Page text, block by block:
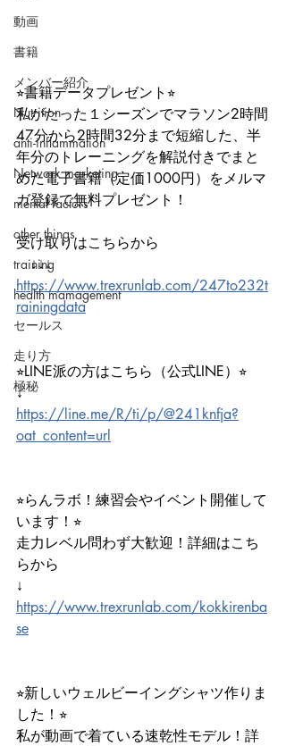
動画
書籍
メンバー紹介
Nutrition
anti-inflammation
Network marketing
mental factors
other things
training
health mamagement
セールス
走り方
極秘
⭐︎書籍データプレゼント⭐︎
私がたった１シーズンでマラソン2時間
47分から2時間32分まで短縮した、半
年分のトレーニングを解説付きでまと
めた電子書籍（定価1000円）をメルマ
ガ登録で無料プレゼント！
受け取りはこちらから
↓↓↓
https://www.trexrunlab.com/247to232t
rainingdata
⭐︎LINE派の方はこちら（公式LINE）⭐︎
↓
https://line.me/R/ti/p/@241knfja?
oat_content=url
⭐︎らんラボ！練習会やイベント開催して
います！⭐︎
走力レベル問わず大歓迎！詳細はこち
らから
↓
https://www.trexrunlab.com/kokkirenba
se
⭐︎新しいウェルビーイングシャツ作りま
した！⭐︎
私が動画で着ている速乾性モデル！詳